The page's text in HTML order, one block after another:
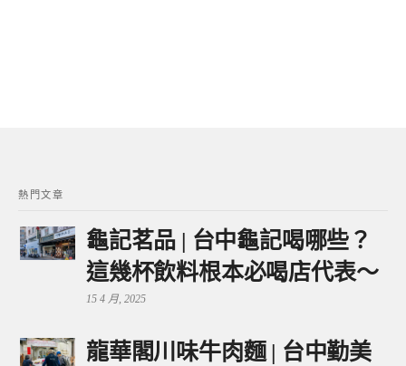
熱門文章
龜記茗品 | 台中龜記喝哪些？
這幾杯飲料根本必喝店代表～
15 4 月, 2025
龍華閣川味牛肉麵 | 台中勤美